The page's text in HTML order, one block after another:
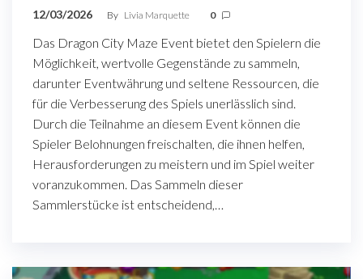
12/03/2026 By Livia Marquette 0
Das Dragon City Maze Event bietet den Spielern die
Möglichkeit, wertvolle Gegenstände zu sammeln,
darunter Eventwährung und seltene Ressourcen, die
für die Verbesserung des Spiels unerlässlich sind.
Durch die Teilnahme an diesem Event können die
Spieler Belohnungen freischalten, die ihnen helfen,
Herausforderungen zu meistern und im Spiel weiter
voranzukommen. Das Sammeln dieser
Sammlerstücke ist entscheidend,…